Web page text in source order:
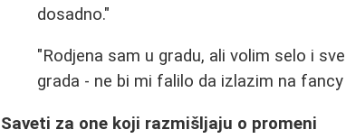
dosadno."
"Rodjena sam u gradu, ali volim selo i
grada - ne bi mi falilo da izlazim na fancy
Saveti za one koji razmišljaju o promeni